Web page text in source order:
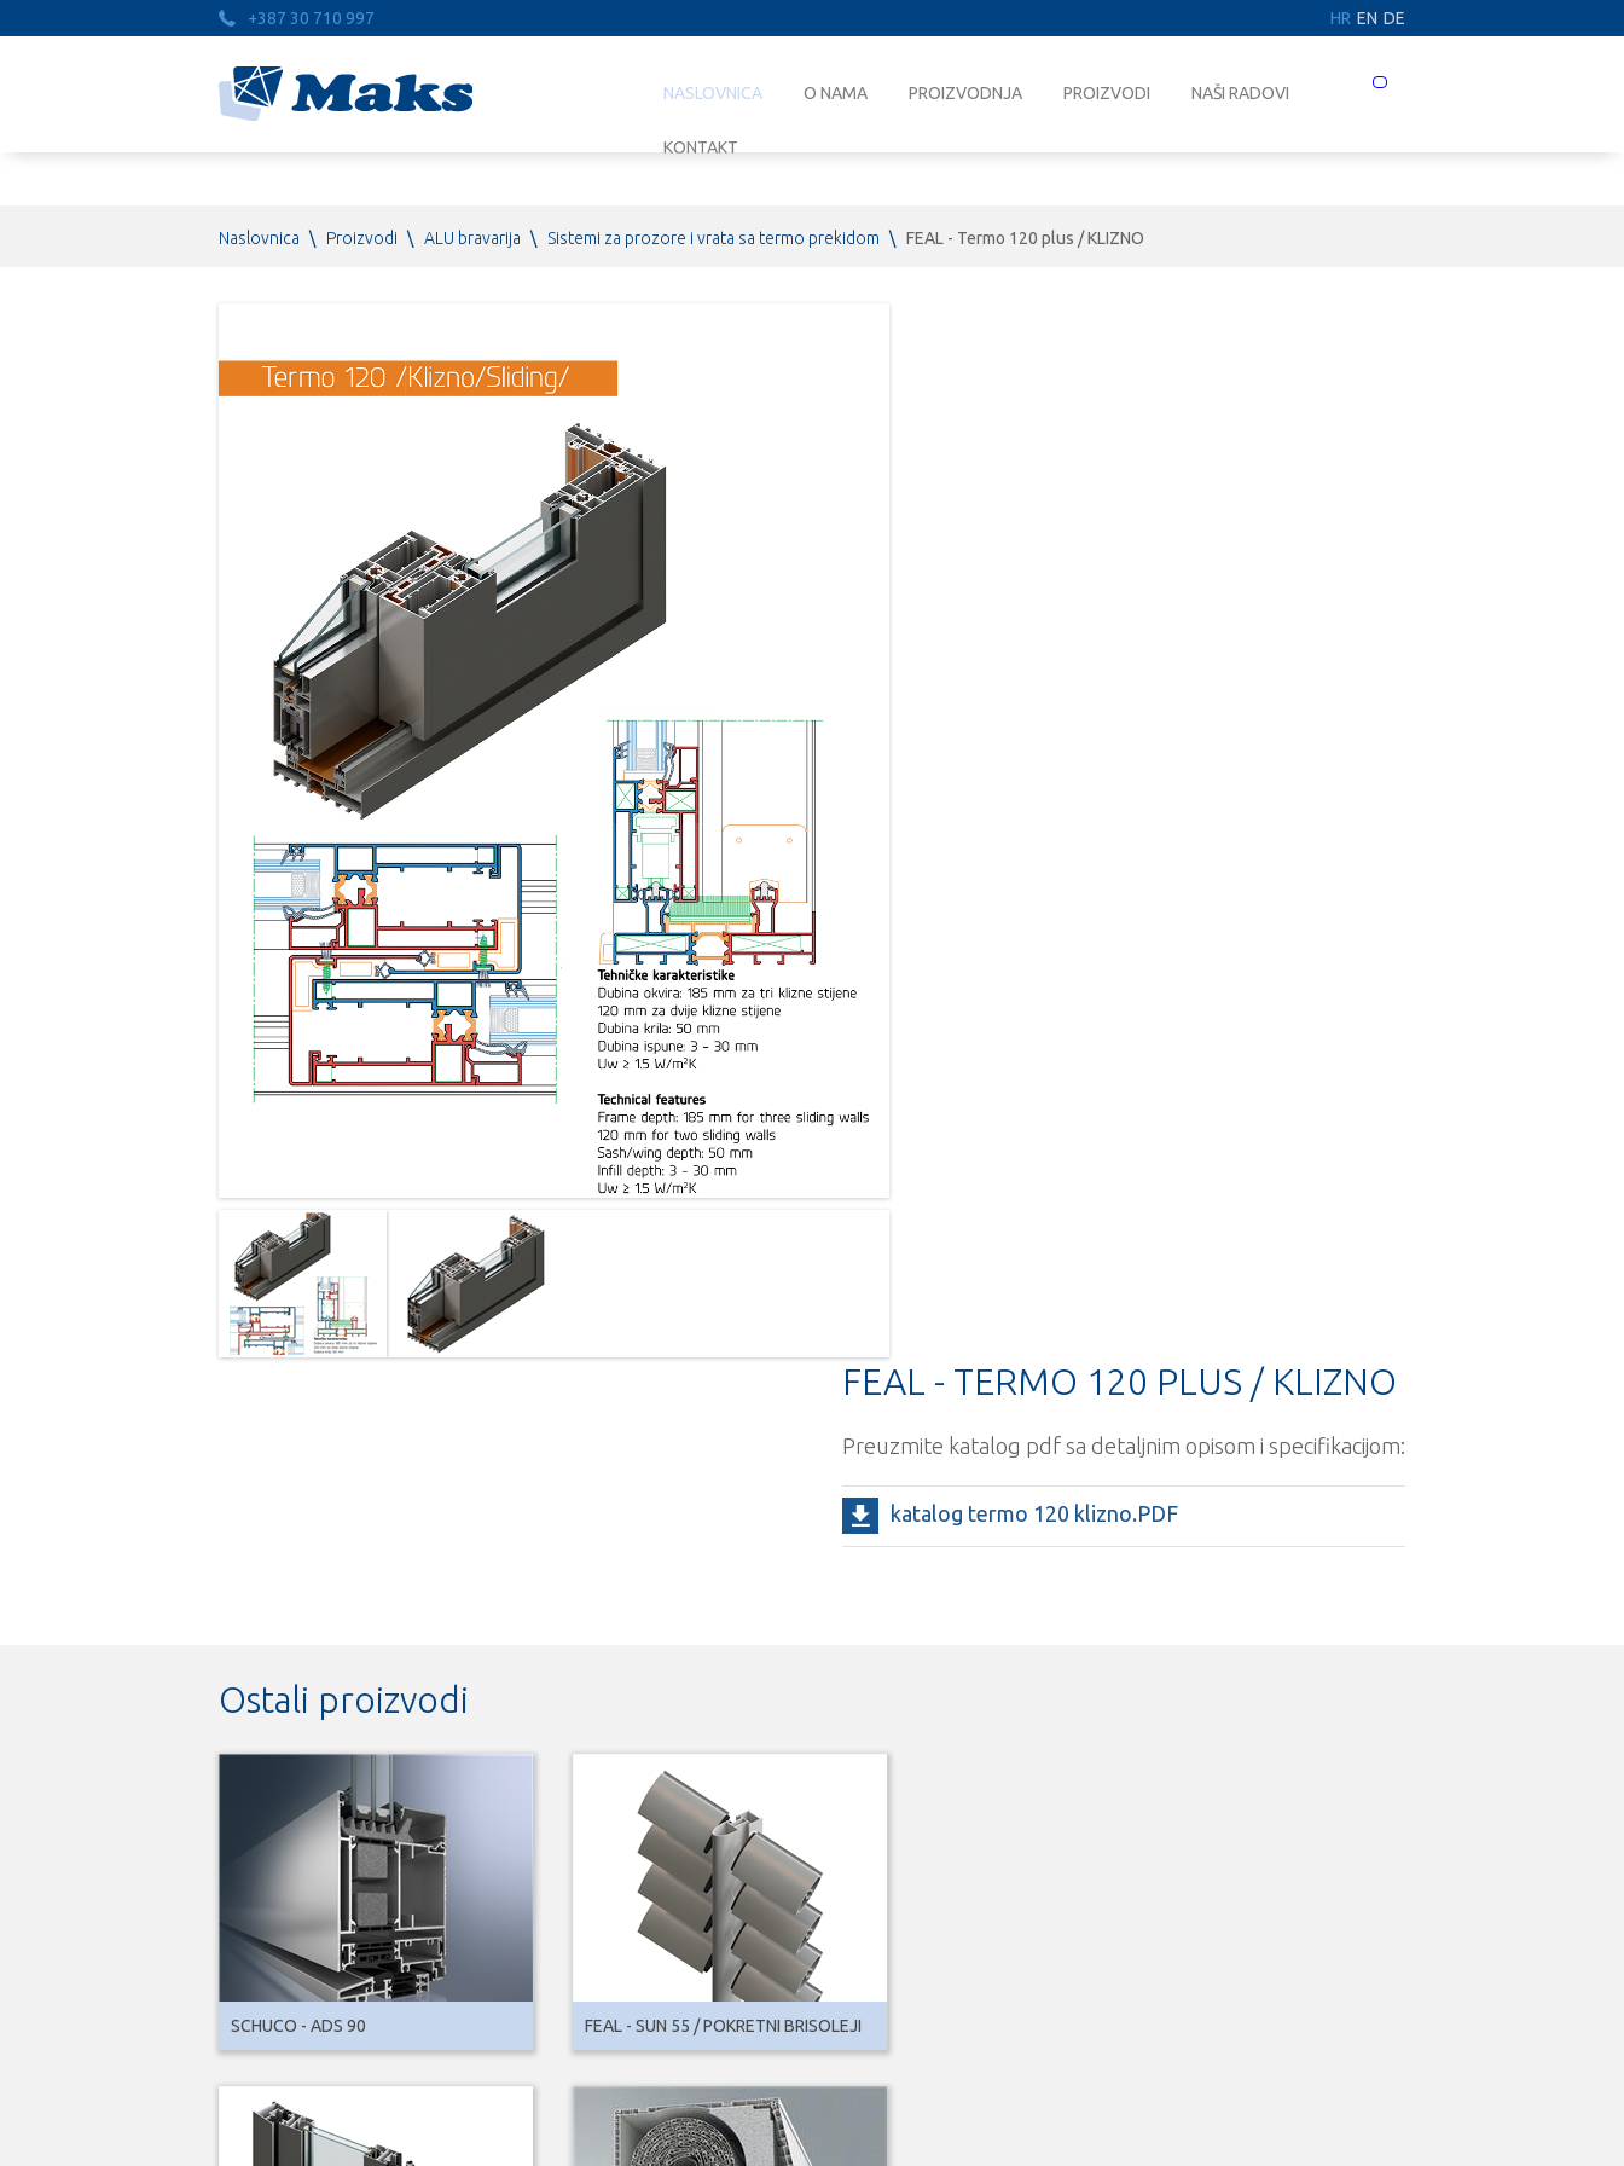
+387 30 710 997 HR EN DE
Prebaci
NASLOVNICA O NAMA PROIZVODNJA PROIZVODI NAŠI RADOVI
KONTAKT
Naslovnica \ Proizvodi \ ALU bravarija \ Sistemi za prozore i vrata sa termo prekidom \ FEAL - Termo 120 plus / KLIZNO
FEAL - TERMO 120 PLUS / KLIZNO
Preuzmite katalog pdf sa detaljnim opisom i specifikacijom:
katalog termo 120 klizno.PDF
Ostali proizvodi
SCHUCO - ADS 90 FEAL - SUN 55 / POKRETNI BRISOLEJI